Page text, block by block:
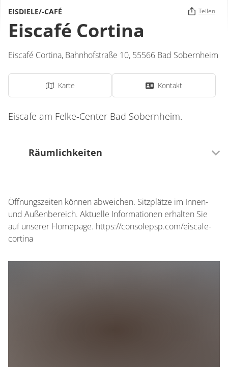
EISDIELE/-CAFÉ Teilen
Eiscafé Cortina
Eiscafé Cortina, Bahnhofstraße 10, 55566 Bad Sobernheim
Karte Kontakt
Eiscafe am Felke-Center Bad Sobernheim.
Räumlichkeiten
0 Sitzplätze (außen)
Öffnungszeiten können abweichen. Sitzplätze im Innen-
und Außenbereich. Aktuelle Informationen erhalten Sie
auf unserer Homepage. https://consolepsp.com/eiscafe-
cortina